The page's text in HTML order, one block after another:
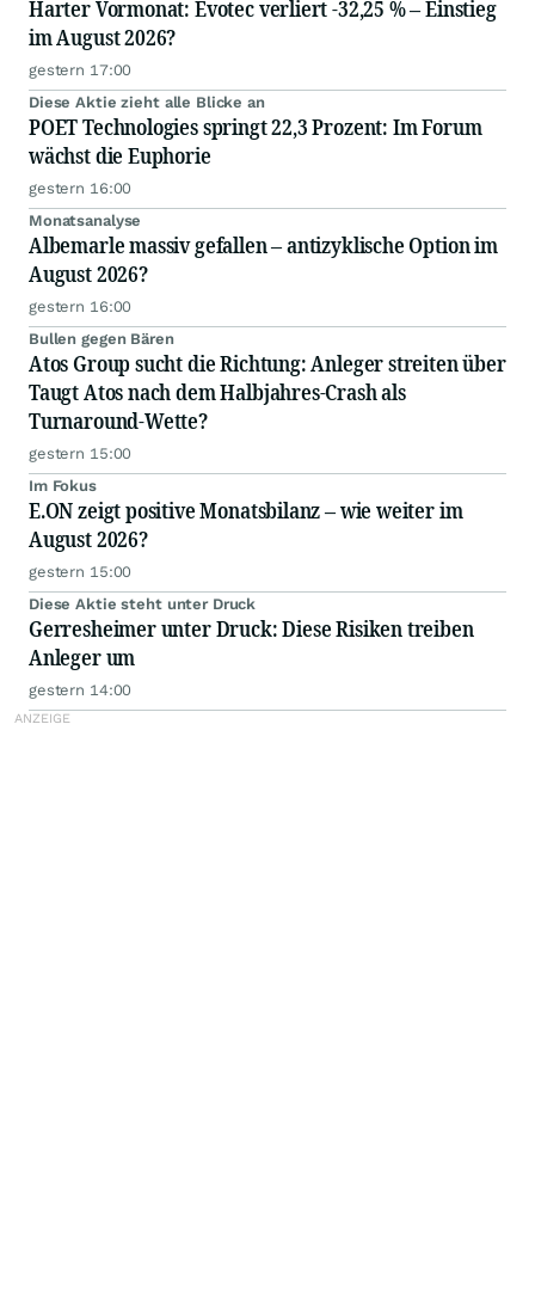
Harter Vormonat: Evotec verliert -32,25 % – Einstieg
im August 2026?
gestern 17:00
Diese Aktie zieht alle Blicke an
POET Technologies springt 22,3 Prozent: Im Forum
wächst die Euphorie
gestern 16:00
Monatsanalyse
Albemarle massiv gefallen – antizyklische Option im
August 2026?
gestern 16:00
Bullen gegen Bären
Atos Group sucht die Richtung: Anleger streiten über
Taugt Atos nach dem Halbjahres-Crash als
Turnaround-Wette?
gestern 15:00
Im Fokus
E.ON zeigt positive Monatsbilanz – wie weiter im
August 2026?
gestern 15:00
Diese Aktie steht unter Druck
Gerresheimer unter Druck: Diese Risiken treiben
Anleger um
gestern 14:00